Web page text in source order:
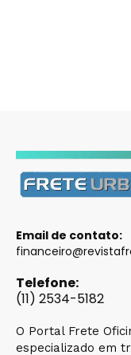
Email de contato:
Telefone:
(11) 2534-5182
O Portal Frete
especializado em